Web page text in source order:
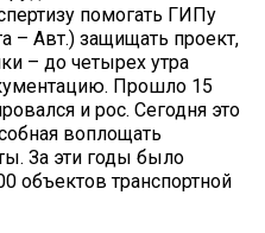
помогать ГИПу
– Авт.) защищать проект,
– до четырех утра
Прошло 15
и рос. Сегодня это
воплощать
За эти годы было
объектов транспортной